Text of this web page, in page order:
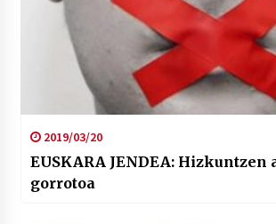
2019/03/20
EUSKARA JENDEA: Hizkuntzen auto
gorrotoa